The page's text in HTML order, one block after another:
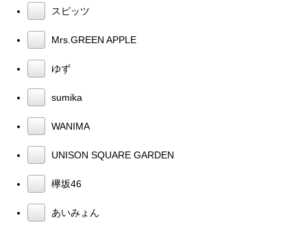
スピッツ
Mrs.GREEN APPLE
ゆず
sumika
WANIMA
UNISON SQUARE GARDEN
欅坂46
あいみょん